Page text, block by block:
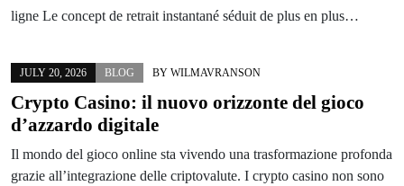
ligne Le concept de retrait instantané séduit de plus en plus…
JULY 20, 2026 BLOG BY WILMAVRANSON
Crypto Casino: il nuovo orizzonte del gioco
d’azzardo digitale
Il mondo del gioco online sta vivendo una trasformazione profonda
grazie all’integrazione delle criptovalute. I crypto casino non sono